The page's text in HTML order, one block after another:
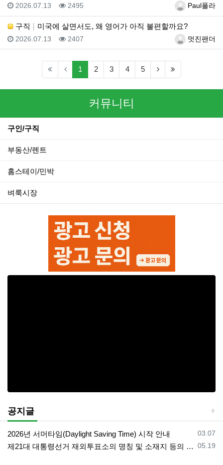
등록자Paul폴라
등록일
2026.07.13 조회
2495
구직 미국에 살면서도, 왜 영어가 아직 불편할까요?
등록자멋진팬더
등록일
2026.07.13 조회
2407
1 (current)
2 3 4 5 (next)
커뮤니티
구인/구직
부동산/렌트
홈스테이/민박
벼룩시장
공지글
등록일
03.07
2026년 서머타임(Daylight Saving Time) 시작 안내
등록일
05.19
제21대 대통령선거 재외투표소의 명칭 및 소재지 등의 공고/올랜도 제외 투표소